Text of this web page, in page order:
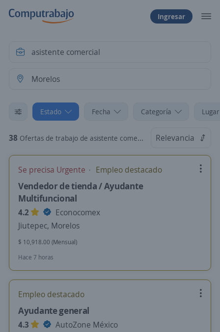
Ingresar
Estado Fecha Categoría
38 Ofertas de trabajo de asistente comercial en Morelos Relevancia
Se precisa Urgente Empleo destacado
Vendedor de tienda / Ayudante
Multifuncional
4.2
Econocomex
Jiutepec, Morelos
$ 10,918.00 (Mensual)
Hace 7 horas
Empleo destacado
Ayudante general
4.3
AutoZone México